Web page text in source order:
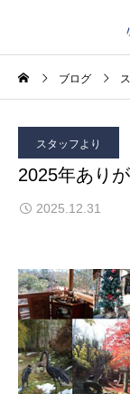
ブログ
スタッフより
2025年あり
2025.12.31